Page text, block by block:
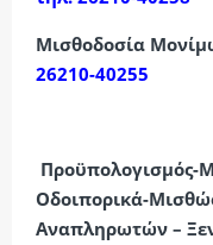
Μισθοδοσία
26210-40255
Οδοιπορικά-
Αναπληρωτών –